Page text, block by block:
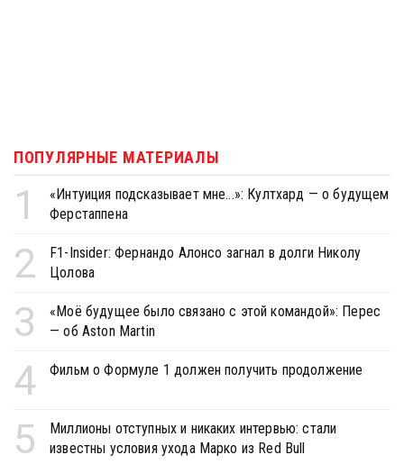
ПОПУЛЯРНЫЕ МАТЕРИАЛЫ
1
«Интуиция подсказывает мне...»: Култхард — о будущем
Ферстаппена
2
F1-Insider: Фернандо Алонсо загнал в долги Николу
Цолова
3
«Моё будущее было связано с этой командой»: Перес
— об Aston Martin
4 Фильм о Формуле 1 должен получить продолжение
5
Миллионы отступных и никаких интервью: стали
известны условия ухода Марко из Red Bull